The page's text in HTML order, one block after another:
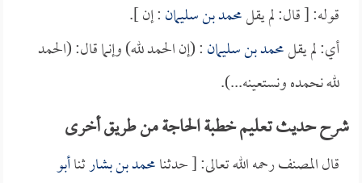
قوله: [ قال: لم يقلمحمد بن سليمان: إن ].
أي: لم يقلمحمد بن سليمان: (إن الحمد لله) وإنما قال: (الحمد
لله نحمده ونستعينه...).
شرح حديث تعليم خطبة الحاجة من طريق أخرى
قال المصنف رحمه الله تعالى: [ حدثنامحمد بن بشارثناأبو